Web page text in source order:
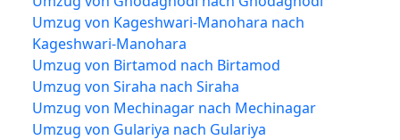
Umzug von Kageshwari-Manohara nach
Kageshwari-Manohara
Umzug von Birtamod nach Birtamod
Umzug von Siraha nach Siraha
Umzug von Mechinagar nach Mechinagar
Umzug von Gulariya nach Gulariya